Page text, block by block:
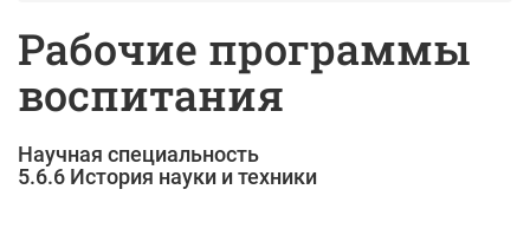
Рабочие программы
воспитания
Научная специальность
5.6.6 История науки и техники